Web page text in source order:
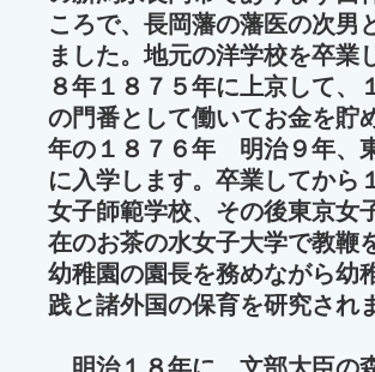
ころで、長岡藩の藩医の次男
ました。地元の洋学校を卒業
８年１８７５年に上京して、
の門番として働いてお金を貯
年の１８７６年 明治９年、
に入学します。卒業してから
女子師範学校、その後東京女
在のお茶の水女子大学で教鞭
幼稚園の園長を務めながら幼
践と諸外国の保育を研究さ